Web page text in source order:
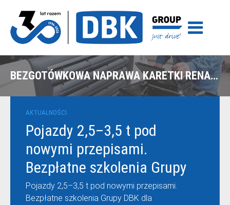
BEZGOTÓWKOWA NAPRAWA KARETKI RENAULT Z POLISY ERGO HESTIA W OLSZTYNIE
AKTUALNOŚCI
Pojazdy 2,5–3,5 t pod
nowymi przepisami.
Bezpłatne szkolenia Grupy
DBK dla przewoźników
Pojazdy 2,5–3,5 t pod nowymi przepisami.
Bezpłatne szkolenia Grupy DBK dla